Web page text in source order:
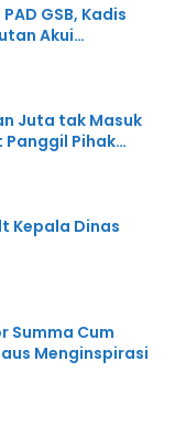
GSB, Kadis
Akui
Juta tak Masuk
Pihak
Kepala Dinas
Summa Cum
Menginspirasi